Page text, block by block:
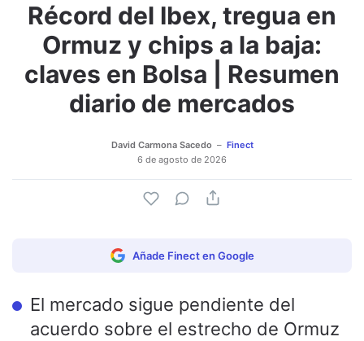
Adjuntar imagen Comentar
Récord del Ibex, tregua en
Ormuz y chips a la baja:
claves en Bolsa | Resumen
diario de mercados
David Carmona Sacedo
Finect
6 de agosto de 2026
Añade Finect en Google
El mercado sigue pendiente del
acuerdo sobre el estrecho de Ormuz